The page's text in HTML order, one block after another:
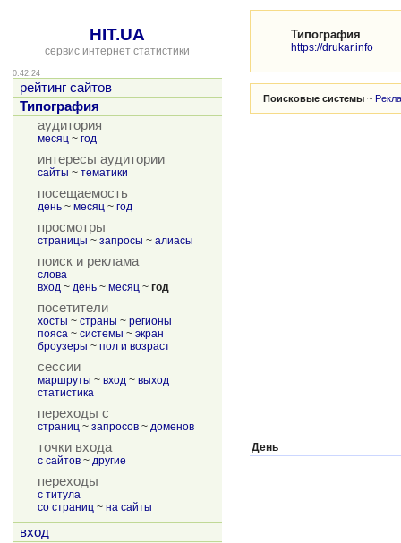
HIT.UA
сервис интернет статистики
0:42:24
рейтинг сайтов
Типография
аудитория
месяц ~ год
интересы аудитории
сайты ~ тематики
посещаемость
день ~ месяц ~ год
просмотры
страницы ~ запросы ~ алиасы
поиск и реклама
слова
вход ~ день ~ месяц ~ год
посетители
хосты ~ страны ~ регионы
пояса ~ системы ~ экран
броузеры ~ пол и возраст
сессии
маршруты ~ вход ~ выход
статистика
переходы с
страниц ~ запросов ~ доменов
точки входа
с сайтов ~ другие
переходы
с титула
со страниц ~ на сайты
вход
Типография
https://drukar.info
Поисковые системы ~
День